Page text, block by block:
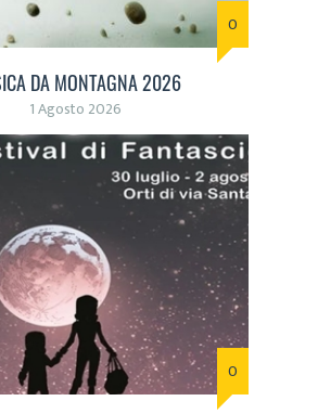
0
DA MONTAGNA 2026
1 Agosto 2026
0